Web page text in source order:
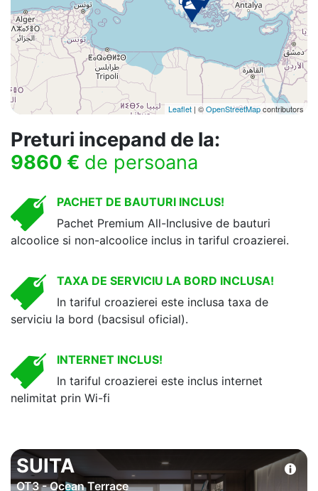
Leaflet | ©OpenStreetMapcontributors
Preturi incepand de la:
9860 € de persoana
PACHET DE BAUTURI INCLUS!
Pachet Premium All-Inclusive de bauturi
alcoolice si non-alcoolice inclus in tariful croazierei.
TAXA DE SERVICIU LA BORD INCLUSA!
In tariful croazierei este inclusa taxa de
serviciu la bord (bacsisul oficial).
INTERNET INCLUS!
In tariful croazierei este inclus internet
nelimitat prin Wi-fi
SUITA
OT3 - Ocean Terrace